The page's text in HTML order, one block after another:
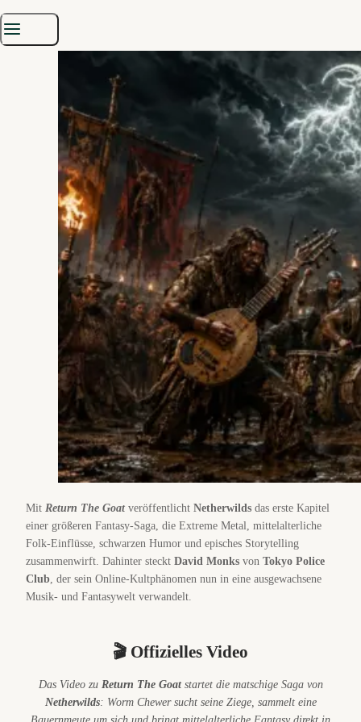
der Auftakt zu Krieg, Abenteuer, Rebellion und minimal besseren
Mit Return The Goat veröffentlicht Netherwilds das erste Kapitel
einer größeren Fantasy-Saga, die Extreme Metal, mittelalterliche
Folk-Einflüsse, schwarzen Humor und episches Storytelling
zusammenwirft. Dahinter steckt David Monks von Tokyo Police
Club, der sein Online-Kultphänomen nun in eine ausgewachsene
Musik- und Fantasywelt verwandelt.
🎬 Offizielles Video
Das Video zu Return The Goatstartet die matschige Saga von
Netherwilds: Worm Chewer sucht seine Ziege, sammelt eine